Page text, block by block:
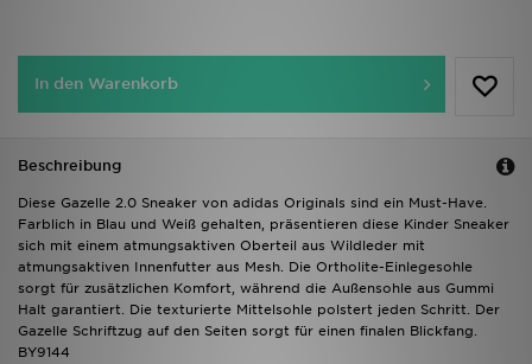
In den Warenkorb
Beschreibung
Diese Gazelle 2.0 Sneaker von adidas Originals sind ein Must-Have.
Farblich in Blau und Weiß gehalten, präsentieren diese Kinder Sneaker
sich mit einem atmungsaktiven Oberteil aus Wildleder mit
atmungsaktiven Innenfutter aus Mesh. Die Ortholite-Einlegesohle
sorgt für zusätzlichen Komfort, während die Außensohle aus Gummi
Halt garantiert. Die texturierte Mittelsohle polstert jeden Schritt. Der
Gazelle Schriftzug auf den Seiten sorgt für einen finalen Blickfang.
BY9144
Hilfe & Kontakt
Trending Styles